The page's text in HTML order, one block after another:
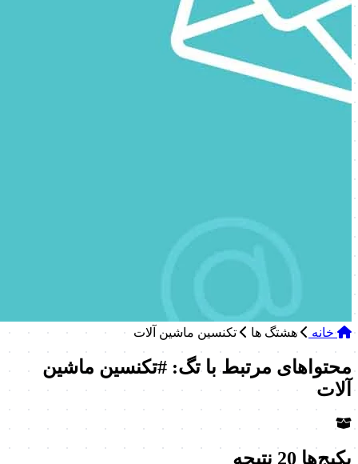
خانه هشتگ ها تکنسین ماشین آلات
محتواهای مرتبط با تگ: #تکنسین ماشین
آلات
پکیج‌ها 20 نتیجه